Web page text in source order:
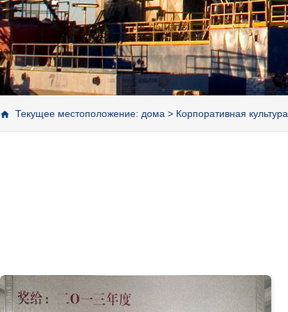
Текущее местоположение: дома > Корпоративная культура